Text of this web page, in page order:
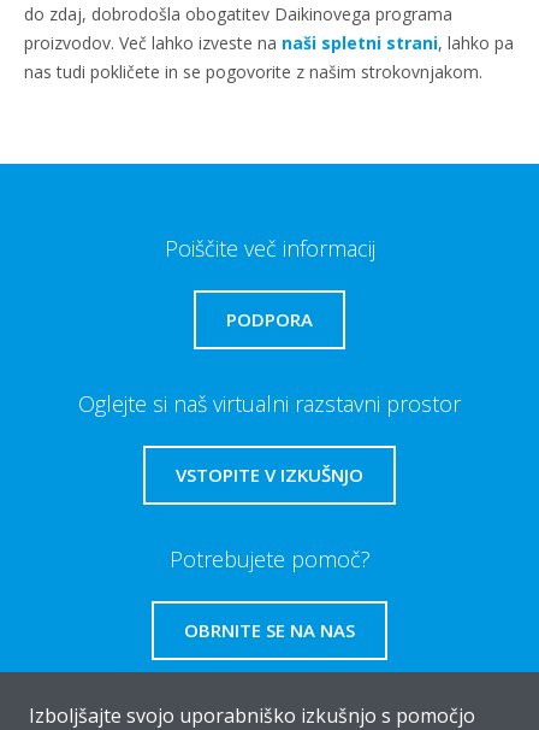
do zdaj, dobrodošla obogatitev Daikinovega programa
proizvodov. Več lahko izveste na naši spletni strani, lahko pa
nas tudi pokličete in se pogovorite z našim strokovnjakom.
Poiščite več informacij
PODPORA
Oglejte si naš virtualni razstavni prostor
VSTOPITE V IZKUŠNJO
Potrebujete pomoč?
OBRNITE SE NA NAS
Izboljšajte svojo uporabniško izkušnjo s pomočjo